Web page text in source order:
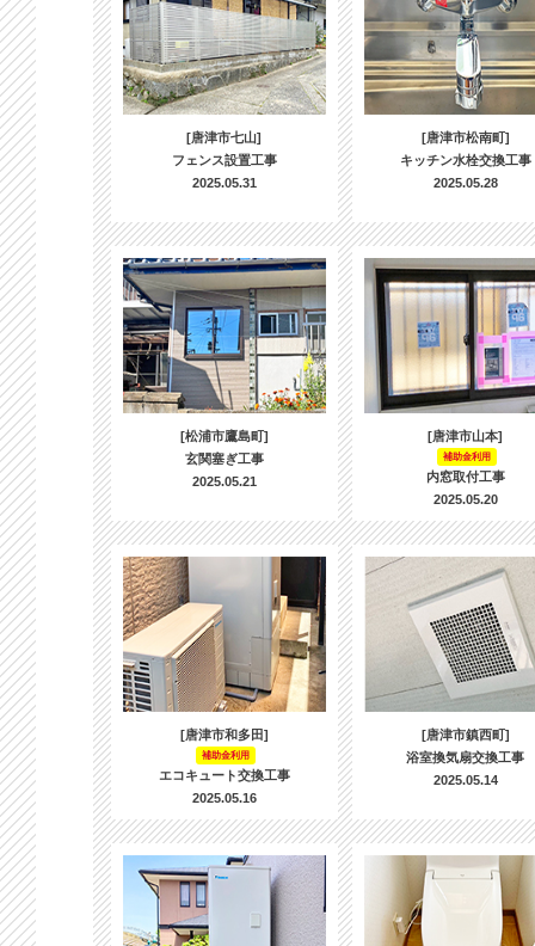
[唐津市七山]
フェンス設置工事
2025.05.31
[唐津市松南町]
キッチン水栓交換工事
2025.05.28
[松浦市鷹島町]
玄関塞ぎ工事
2025.05.21
[唐津市山本]
補助金利用
内窓取付工事
2025.05.20
[唐津市和多田]
補助金利用
エコキュート交換工事
2025.05.16
[唐津市鎮西町]
浴室換気扇交換工事
2025.05.14